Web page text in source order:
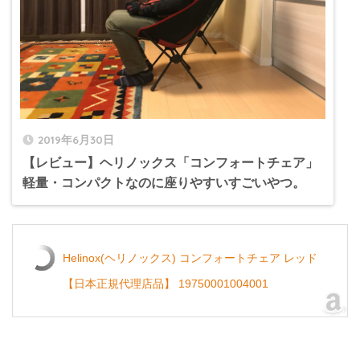
2019年6月30日
【レビュー】ヘリノックス「コンフォートチェア」
軽量・コンパクトなのに座りやすいすごいやつ。
Helinox(ヘリノックス) コンフォートチェア レッド
【日本正規代理店品】 19750001004001